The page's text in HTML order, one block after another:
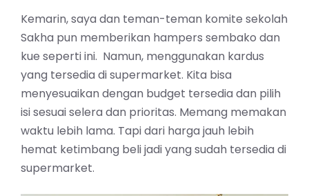
Kemarin, saya dan teman-teman komite sekolah
Sakha pun memberikan hampers sembako dan
kue seperti ini. Namun, menggunakan kardus
yang tersedia di supermarket. Kita bisa
menyesuaikan dengan budget tersedia dan pilih
isi sesuai selera dan prioritas. Memang memakan
waktu lebih lama. Tapi dari harga jauh lebih
hemat ketimbang beli jadi yang sudah tersedia di
supermarket.